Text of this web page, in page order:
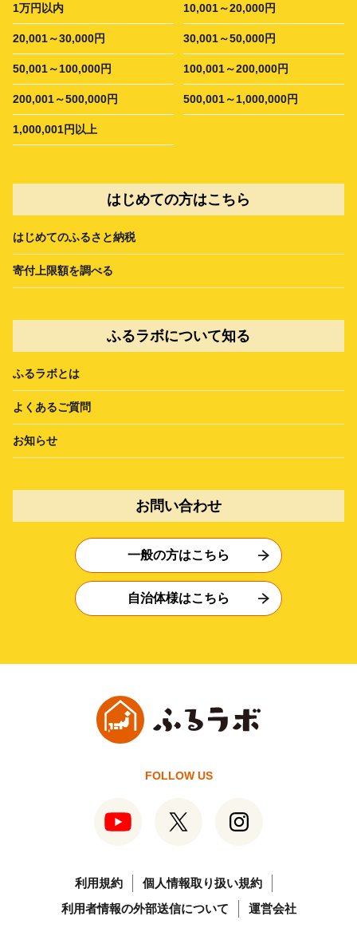
1万円以内 10,001～20,000円
20,001～30,000円 30,001～50,000円
50,001～100,000円 100,001～200,000円
200,001～500,000円 500,001～1,000,000円
1,000,001円以上
はじめての方はこちら
はじめてのふるさと納税
寄付上限額を調べる
ふるラボについて知る
ふるラボとは
よくあるご質問
お知らせ
お問い合わせ
一般の方はこちら
自治体様はこちら
FOLLOW US
利用規約
個人情報取り扱い規約
利用者情報の外部送信について
運営会社